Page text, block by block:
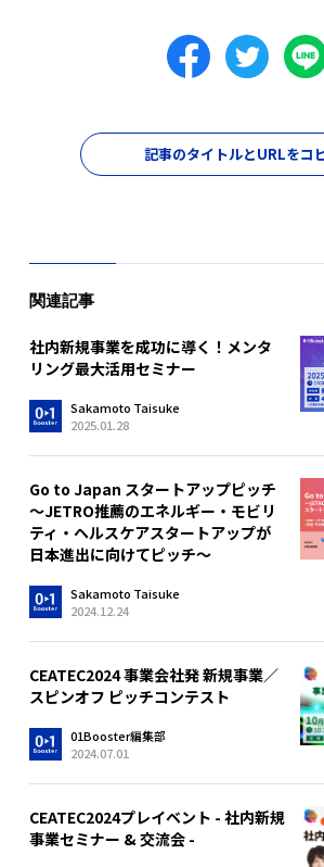
記事のタイトルとURLをコ
関連記事
社内新規事業を成功に導く！メンタ
リング最大活用セミナー
Sakamoto Taisuke
2025.01.28
Go to Japan スタートアップピッチ
〜JETRO推薦のエネルギー・モビリ
ティ・ヘルスケアスタートアップが
日本進出に向けてピッチ〜
Sakamoto Taisuke
2024.12.24
CEATEC2024 事業会社発 新規事業／
スピンオフ ピッチコンテスト
01Booster編集部
2024.07.01
CEATEC2024プレイベント - 社内新規
事業セミナー & 交流会 -